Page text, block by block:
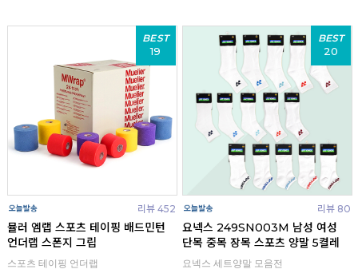
BEST
19
리뷰 452
뮬러 엠랩 스포츠 테이핑 배드민턴
언더랩 스폰지 그립
스포츠 테이핑 언더랩
BEST
20
리뷰 80
요넥스 249SN003M 남성 여성
단목 중목 장목 스포츠 양말 5켤레
요넥스 세트양말 모음전